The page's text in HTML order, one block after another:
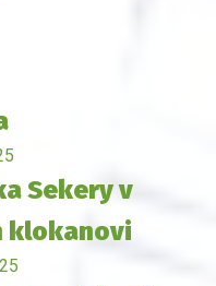
Sekery v
klokanovi